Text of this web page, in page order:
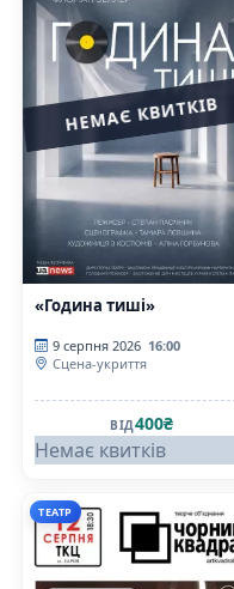
НЕМАЄ КВИТКІВ
«Година тиші»
9 серпня 2026 16:00
Сцена-укриття
ВІД400₴
Немає квитків
ТЕАТР